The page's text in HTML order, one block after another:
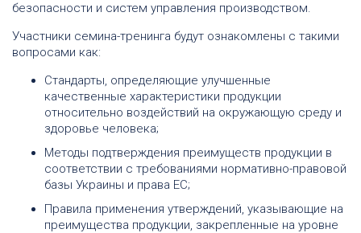
безопасности и систем управления производством.
Участники семина-тренинга будут ознакомлены с такими
вопросами как:
Стандарты, определяющие улучшенные
качественные характеристики продукции
относительно воздействий на окружающую среду и
здоровье человека;
Методы подтверждения преимуществ продукции в
соответствии с требованиями нормативно-правовой
базы Украины и права ЕС;
Правила применения утверждений, указывающие на
преимущества продукции, закрепленные на уровне